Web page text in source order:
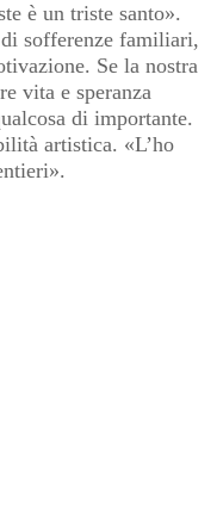
è un triste santo».
sofferenze familiari,
Se la nostra
vita e speranza
di importante.
artistica. «L’ho